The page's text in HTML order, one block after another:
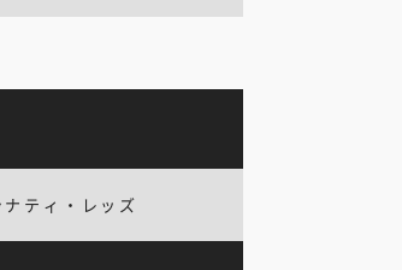
ナティ・レッズ